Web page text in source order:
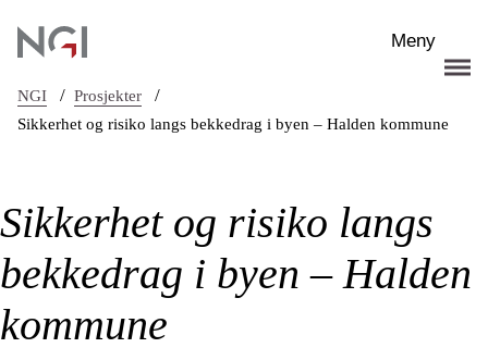
Meny
NGI / Prosjekter /
Sikkerhet og risiko langs bekkedrag i byen – Halden kommune
Sikkerhet og risiko langs
bekkedrag i byen – Halden
kommune